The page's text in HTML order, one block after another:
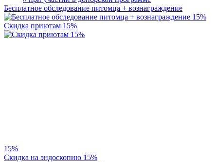
Бесплатное обследование питомца + вознаграждение
15%
Скидка приютам 15%
15%
Скидка на эндоскопию 15%